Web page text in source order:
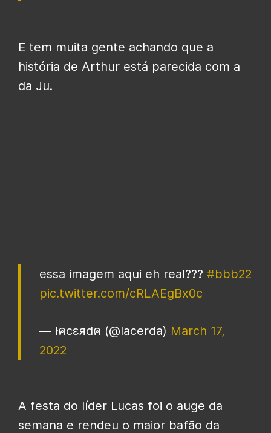
E tem muita gente achando que a
história de Arthur está parecida com a
da Ju.
essa imagem aqui eh real??? #bbb22
pic.twitter.com/cRLAEgBx0c
— łคcεяdค (@lacerda) March 17,
2022
A festa do líder Lucas foi o auge da
semana e rendeu o maior bafão da